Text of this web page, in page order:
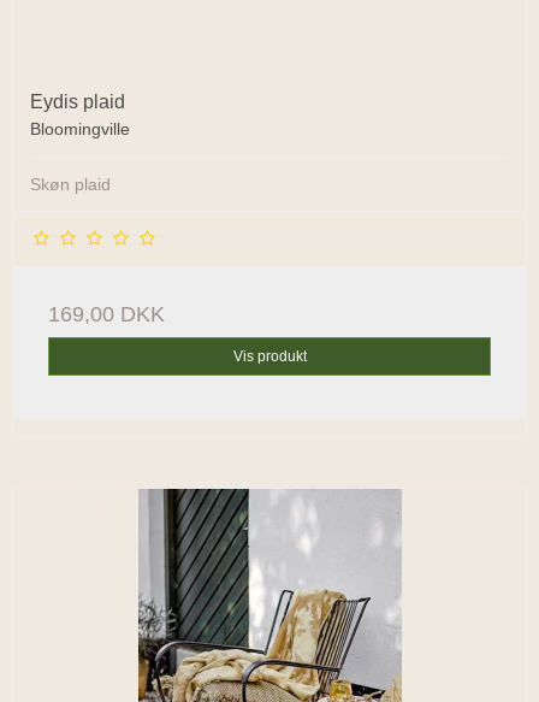
Eydis plaid
Bloomingville
Skøn plaid
169,00 DKK
Vis produkt